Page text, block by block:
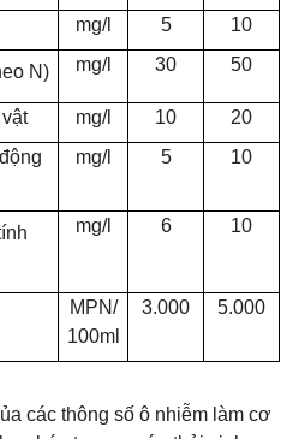
mg/l 5
10
N) mg/l 30 50
mg/l 10
20
mg/l 5 10
mg/l 6 10
MPN/
100ml
3.000 5.000
các thông số ô nhiễm làm cơ